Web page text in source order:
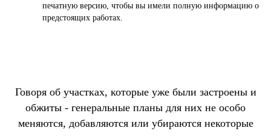
печатную версию, чтобы вы имели полную информацию о
предстоящих работах.
Говоря об участках, которые уже были застроены и
обжиты - генеральные планы для них не особо
меняются, добавляются или убираются некоторые